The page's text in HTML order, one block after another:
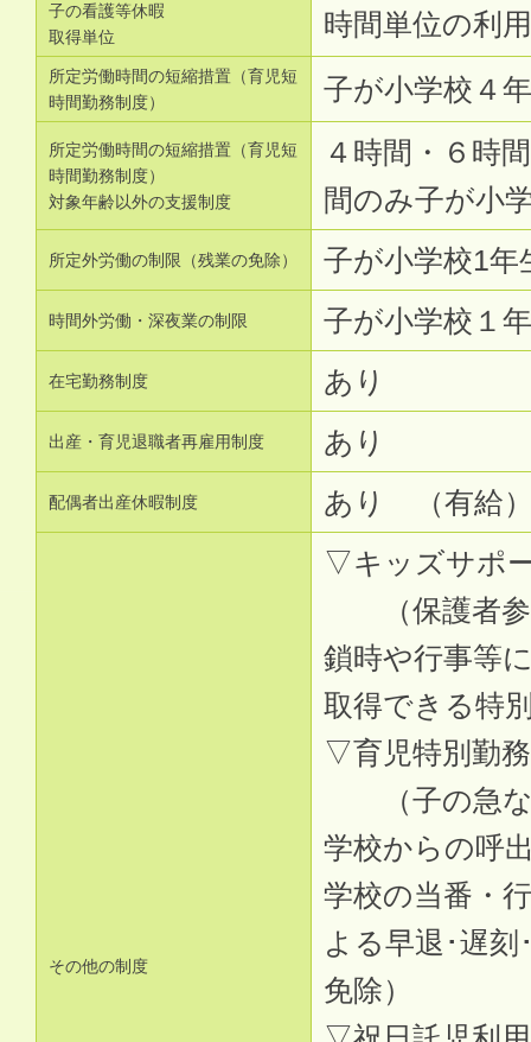
子の看護等休暇
取得単位
時間単位の利用
所定労働時間の短縮措置（育児短
時間勤務制度）
子が小学校４
所定労働時間の短縮措置（育児短
時間勤務制度）
対象年齢以外の支援制度
４時間・６時
間のみ子が小
所定外労働の制限（残業の免除） 子が小学校1年
時間外労働・深夜業の制限 子が小学校１
在宅勤務制度 あり
出産・育児退職者再雇用制度 あり
配偶者出産休暇制度 あり （有給
その他の制度
▽キッズサポ
（保護者参
鎖時や行事等
取得できる特
▽育児特別勤
（子の急な
学校からの呼
学校の当番・
よる早退･遅
免除）